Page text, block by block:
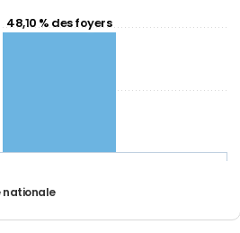
48,10 % des foyers
nationale